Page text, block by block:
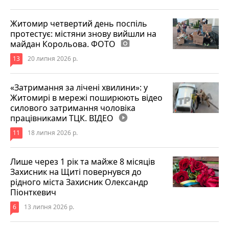
Житомир четвертий день поспіль
протестує: містяни знову вийшли на
майдан Корольова. ФОТО photo_camera
13 20 липня 2026 р.
«Затримання за лічені хвилини»: у
Житомирі в мережі поширюють відео
силового затримання чоловіка
працівниками ТЦК. ВІДЕО play_circle_filled
11 18 липня 2026 р.
Лише через 1 рік та майже 8 місяців
Захисник на Щиті повернувся до
рідного міста Захисник Олександр
Піонткевич
6 13 липня 2026 р.